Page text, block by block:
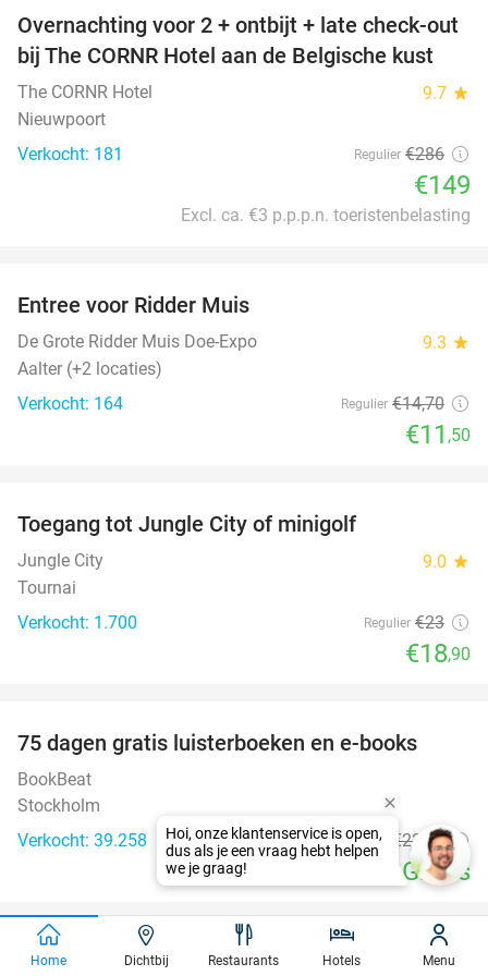
48%
Overnachting voor 2 + ontbijt + late check-out
bij The CORNR Hotel aan de Belgische kust
The CORNR Hotel 9.7 star
Nieuwpoort
Verkocht: 181
Regulier €286
€149
Excl. ca. €3 p.p.p.n. toeristenbelasting
Entree voor Ridder Muis
De Grote Ridder Muis Doe-Expo 9.3 star
Aalter (+2 locaties)
Verkocht: 164
Regulier €14,70
€11 ,50
Toegang tot Jungle City of minigolf
Jungle City 9.0 star
Tournai
Verkocht: 1.700
Regulier €23
€18,90
75 dagen gratis luisterboeken en e-books
BookBeat
Stockholm
Verkocht: 39.258
Regulier €22 ,47
Gratis
Luxe ontbijt + glaasje bubbels bij Da Vinci
Home Dichtbij Restaurants Hotels Menu
Hoi, onze klantenservice is open,
dus als je een vraag hebt helpen
we je graag!